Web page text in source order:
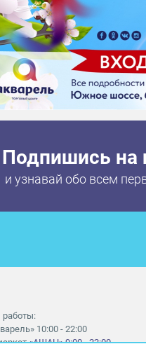
Подпишись на
и узнавай обо всем
10:00 - 22:00